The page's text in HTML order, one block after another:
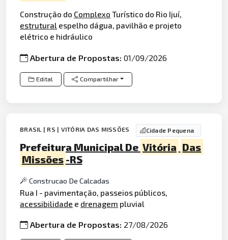
Construção do Complexo Turístico do Rio Ijuí,
estrutural espelho dágua, pavilhão e projeto
elétrico e hidráulico
Abertura de Propostas:01/09/2026
Edital Compartilhar
BRASIL | RS | VITÓRIA DAS MISSÕES Cidade Pequena
Prefeitura Municipal De Vitória Das
Missões -RS
Construcao De Calcadas
Rua I - pavimentação, passeios públicos,
acessibilidade e drenagem pluvial
Abertura de Propostas: 27/08/2026